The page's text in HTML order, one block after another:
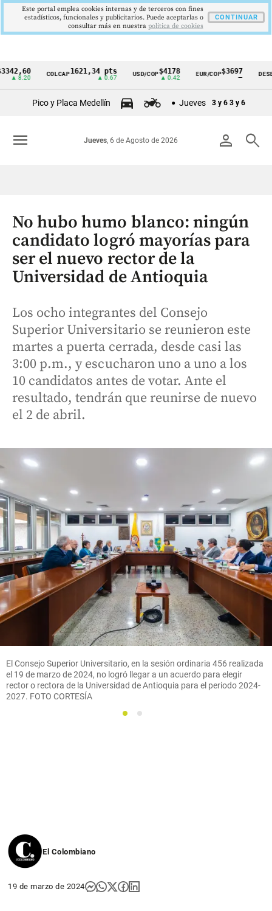
Cintillo
Colombia
COLCAP1621,34 pts USD/COP$4178
▲ 0.42
EUR/COP$3697
—
DESEMPLEO
Pico y Placa Medellín Jueves 3 y 6 3 y 6
person search
Jueves, 6 de Agosto de 2026
menu
No hubo humo blanco: ningún
candidato logró mayorías para
ser el nuevo rector de la
Universidad de Antioquia
Los ocho integrantes del Consejo
Superior Universitario se reunieron este
martes a puerta cerrada, desde casi las
3:00 p.m., y escucharon uno a uno a los
10 candidatos antes de votar. Ante el
resultado, tendrán que reunirse de nuevo
el 2 de abril.
El Consejo Superior Universitario, en la sesión ordinaria 456 realizada
el 19 de marzo de 2024, no logró llegar a un acuerdo para elegir
rector o rectora de la Universidad de Antioquia para el periodo 2024-
2027. FOTO CORTESÍA
1 2
El Colombiano
19 de marzo de 2024
Este portal emplea cookies internas y de terceros con fines
estadísticos, funcionales y publicitarios. Puede aceptarlas o
consultar más en nuestra politica de cookies
CONTINUAR